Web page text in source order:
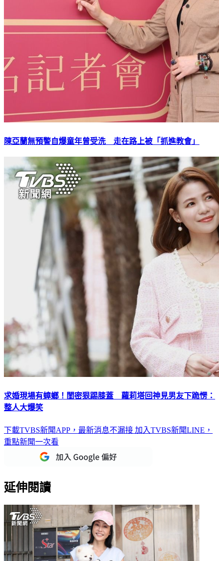
陳亞蘭無預警自爆童年曾受洗 走在路上被「抓進教會」
求婚現場有蟑螂！閨密狠踢膝蓋 蘿莉塔回神見男友下跪愣：
整人大爆笑
下載TVBS新聞APP，最新消息不漏接 加入TVBS新聞LINE，
重點新聞一次看
延伸閱讀